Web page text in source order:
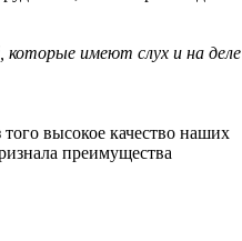
которые имеют слух и на деле
высокое качество наших
преимущества